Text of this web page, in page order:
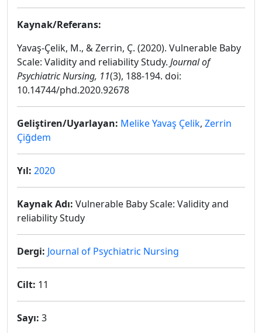
Kaynak/Referans:
Yavaş-Çelik, M., & Zerrin, Ç. (2020). Vulnerable Baby
Scale: Validity and reliability Study. Journal of
Psychiatric Nursing, 11(3), 188-194. doi:
10.14744/phd.2020.92678
Geliştiren/Uyarlayan: Melike Yavaş Çelik, Zerrin
Çiğdem
Yıl: 2020
Kaynak Adı: Vulnerable Baby Scale: Validity and
reliability Study
Dergi: Journal of Psychiatric Nursing
Cilt: 11
Sayı: 3